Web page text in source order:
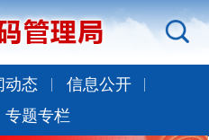
动态
信息公开
专题专栏